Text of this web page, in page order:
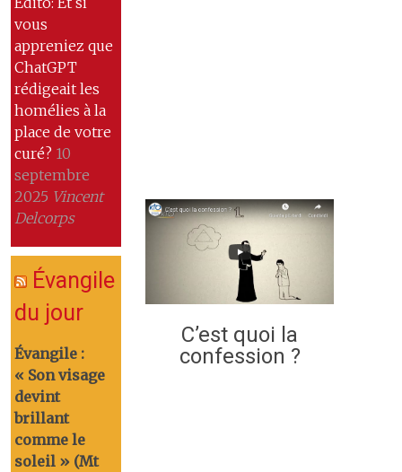
vous
appreniez que
ChatGPT
rédigeait les
homélies à la
place de votre
curé? 10
septembre
2025 Vincent
Delcorps
Évangile
du jour
Évangile :
« Son visage
devint
brillant
comme le
soleil » (Mt
C’est quoi la
confession ?